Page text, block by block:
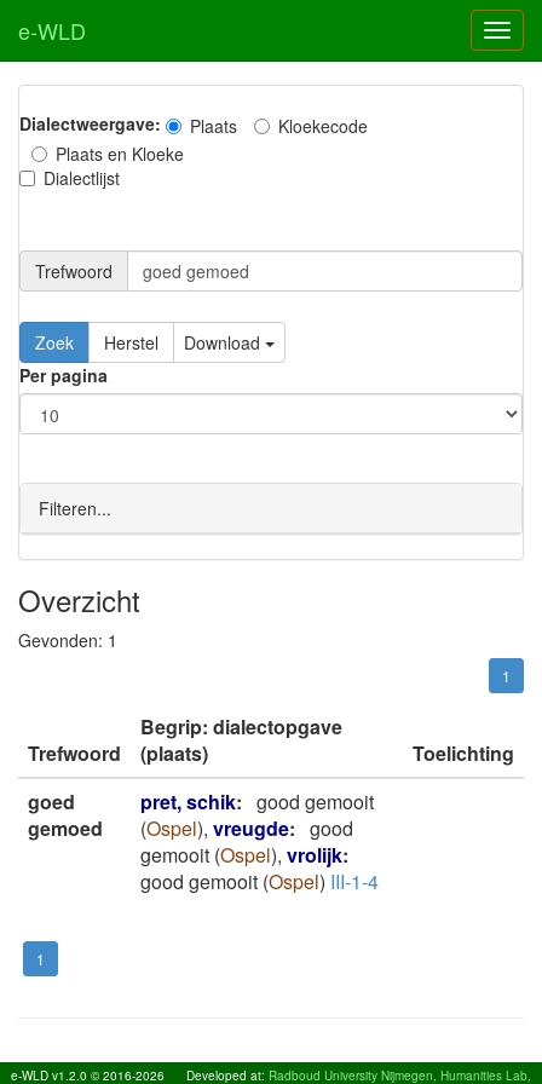
e-WLD
Dialectweergave: Plaats
Kloekecode
Plaats en Kloeke
Dialectlijst
Trefwoord
Download
Per pagina
Filteren...
Overzicht
Gevonden: 1
1
Trefwoord
Begrip: dialectopgave
(plaats)
Toelichting
goed
gemoed
pret, schik: good gemooit
(Ospel), vreugde: good
gemooit (Ospel), vrolijk:
good gemooit (Ospel) III-1-4
1
e-WLD v1.2.0 © 2016-2026 Developed at: Radboud University Nijmegen, Humanities Lab,